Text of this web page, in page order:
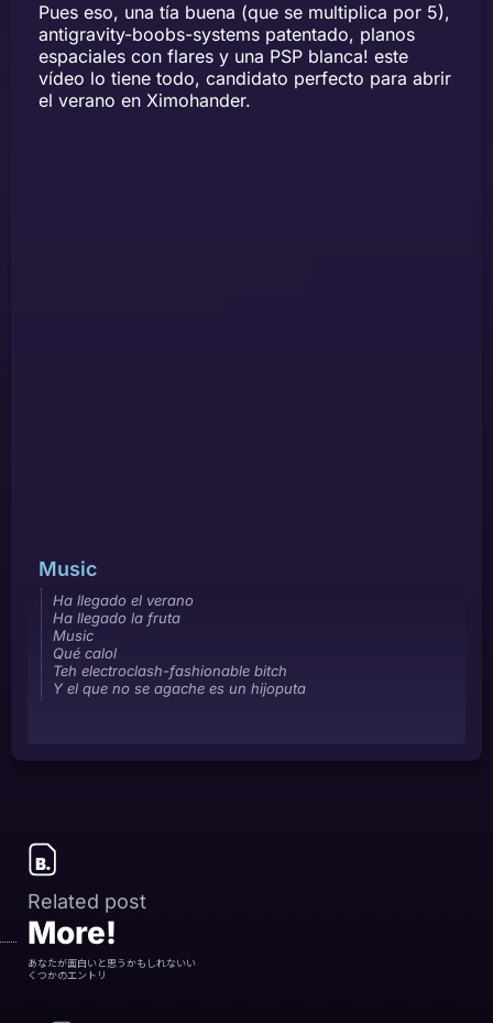
Pues eso, una tía buena (que se multiplica por 5),
antigravity-boobs-systems patentado, planos
espaciales con flares y una PSP blanca! este
vídeo lo tiene todo, candidato perfecto para abrir
el verano en Ximohander.
Music
Ha llegado el verano
Ha llegado la fruta
Music
Qué calol
Teh electroclash-fashionable bitch
Y el que no se agache es un hijoputa
Related post
More!
あなたが面白いと思うかもしれないい
くつかのエントリ